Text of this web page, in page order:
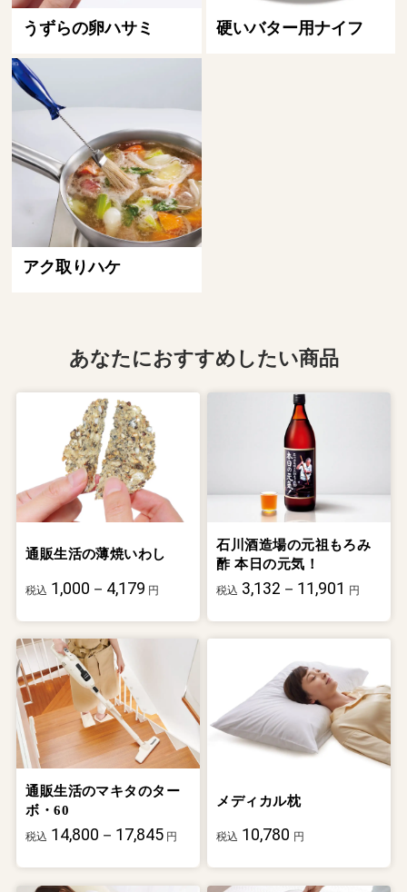
うずらの卵ハサミ 硬いバター用ナイフ
アク取りハケ
あなたにおすすめしたい商品
通販生活の薄焼いわし
税込 1,000－4,179 円
石川酒造場の元祖もろみ
酢 本日の元気！
税込 3,132－11,901 円
通販生活のマキタのター
ボ・60
税込 14,800－17,845 円
メディカル枕
税込 10,780 円